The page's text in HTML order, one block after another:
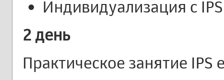
Индивидуализация с
2 день
Практическое занятие IPS